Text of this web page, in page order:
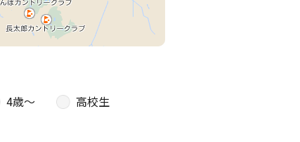
4歳〜
高校生